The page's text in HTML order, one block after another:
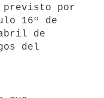
previsto por
16º de
de
del